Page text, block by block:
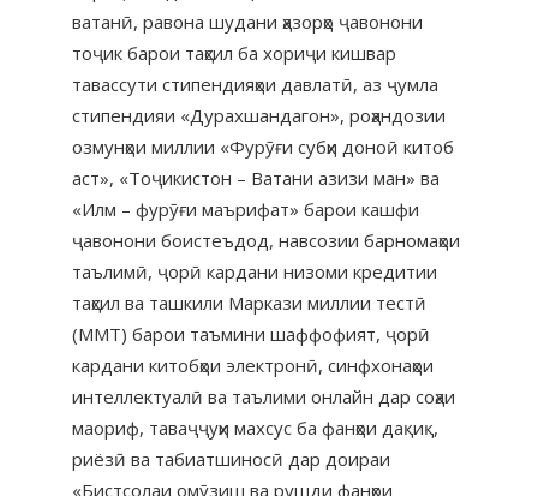
ватанӣ, равона шудани ҳазорҳо ҷавонони
тоҷик барои таҳсил ба хориҷи кишвар
тавассути стипендияҳои давлатӣ, аз ҷумла
стипендияи «Дурахшандагон», роҳандозии
озмунҳои миллии «Фурӯғи субҳи доноӣ китоб
аст», «Тоҷикистон – Ватани азизи ман» ва
«Илм – фурӯғи маърифат» барои кашфи
ҷавонони боистеъдод, навсозии барномаҳои
таълимӣ, ҷорӣ кардани низоми кредитии
таҳсил ва ташкили Маркази миллии тестӣ
(ММТ) барои таъмини шаффофият, ҷорӣ
кардани китобҳои электронӣ, синфхонаҳои
интеллектуалӣ ва таълими онлайн дар соҳаи
маориф, таваҷҷуҳи махсус ба фанҳои дақиқ,
риёзӣ ва табиатшиносӣ дар доираи
«Бистсолаи омӯзиш ва рушди фанҳои